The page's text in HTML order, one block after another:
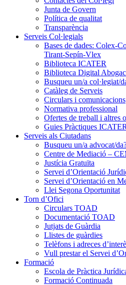
Junta de Govern
Política de qualitat
Transparència
Serveis Col·legials
Bases de dades: Colex-
Tirant-Sepín-Vlex
Biblioteca ICATER
Biblioteca Digital
Busqueu un/a col·legiat/
Catàleg de Serveis
Circulars i comunicacions
Normativa professional
Ofertes de treball i altres
Guies Pràctiques ICATER
Serveis als Ciutadans
Busqueu un/a advocat/
Centre de Mediació –
Justícia Gratuïta
Servei d’Orientació
Servei d’Orientació en
Llei Segona Oportunitat
Torn d’Ofici
Circulars TOAD
Documentació TOAD
Jutjats de Guàrdia
Llistes de guàrdies
Telèfons i adreces
Vull prestar el Servei
Formació
Escola de Pràctica
Formació Continuada